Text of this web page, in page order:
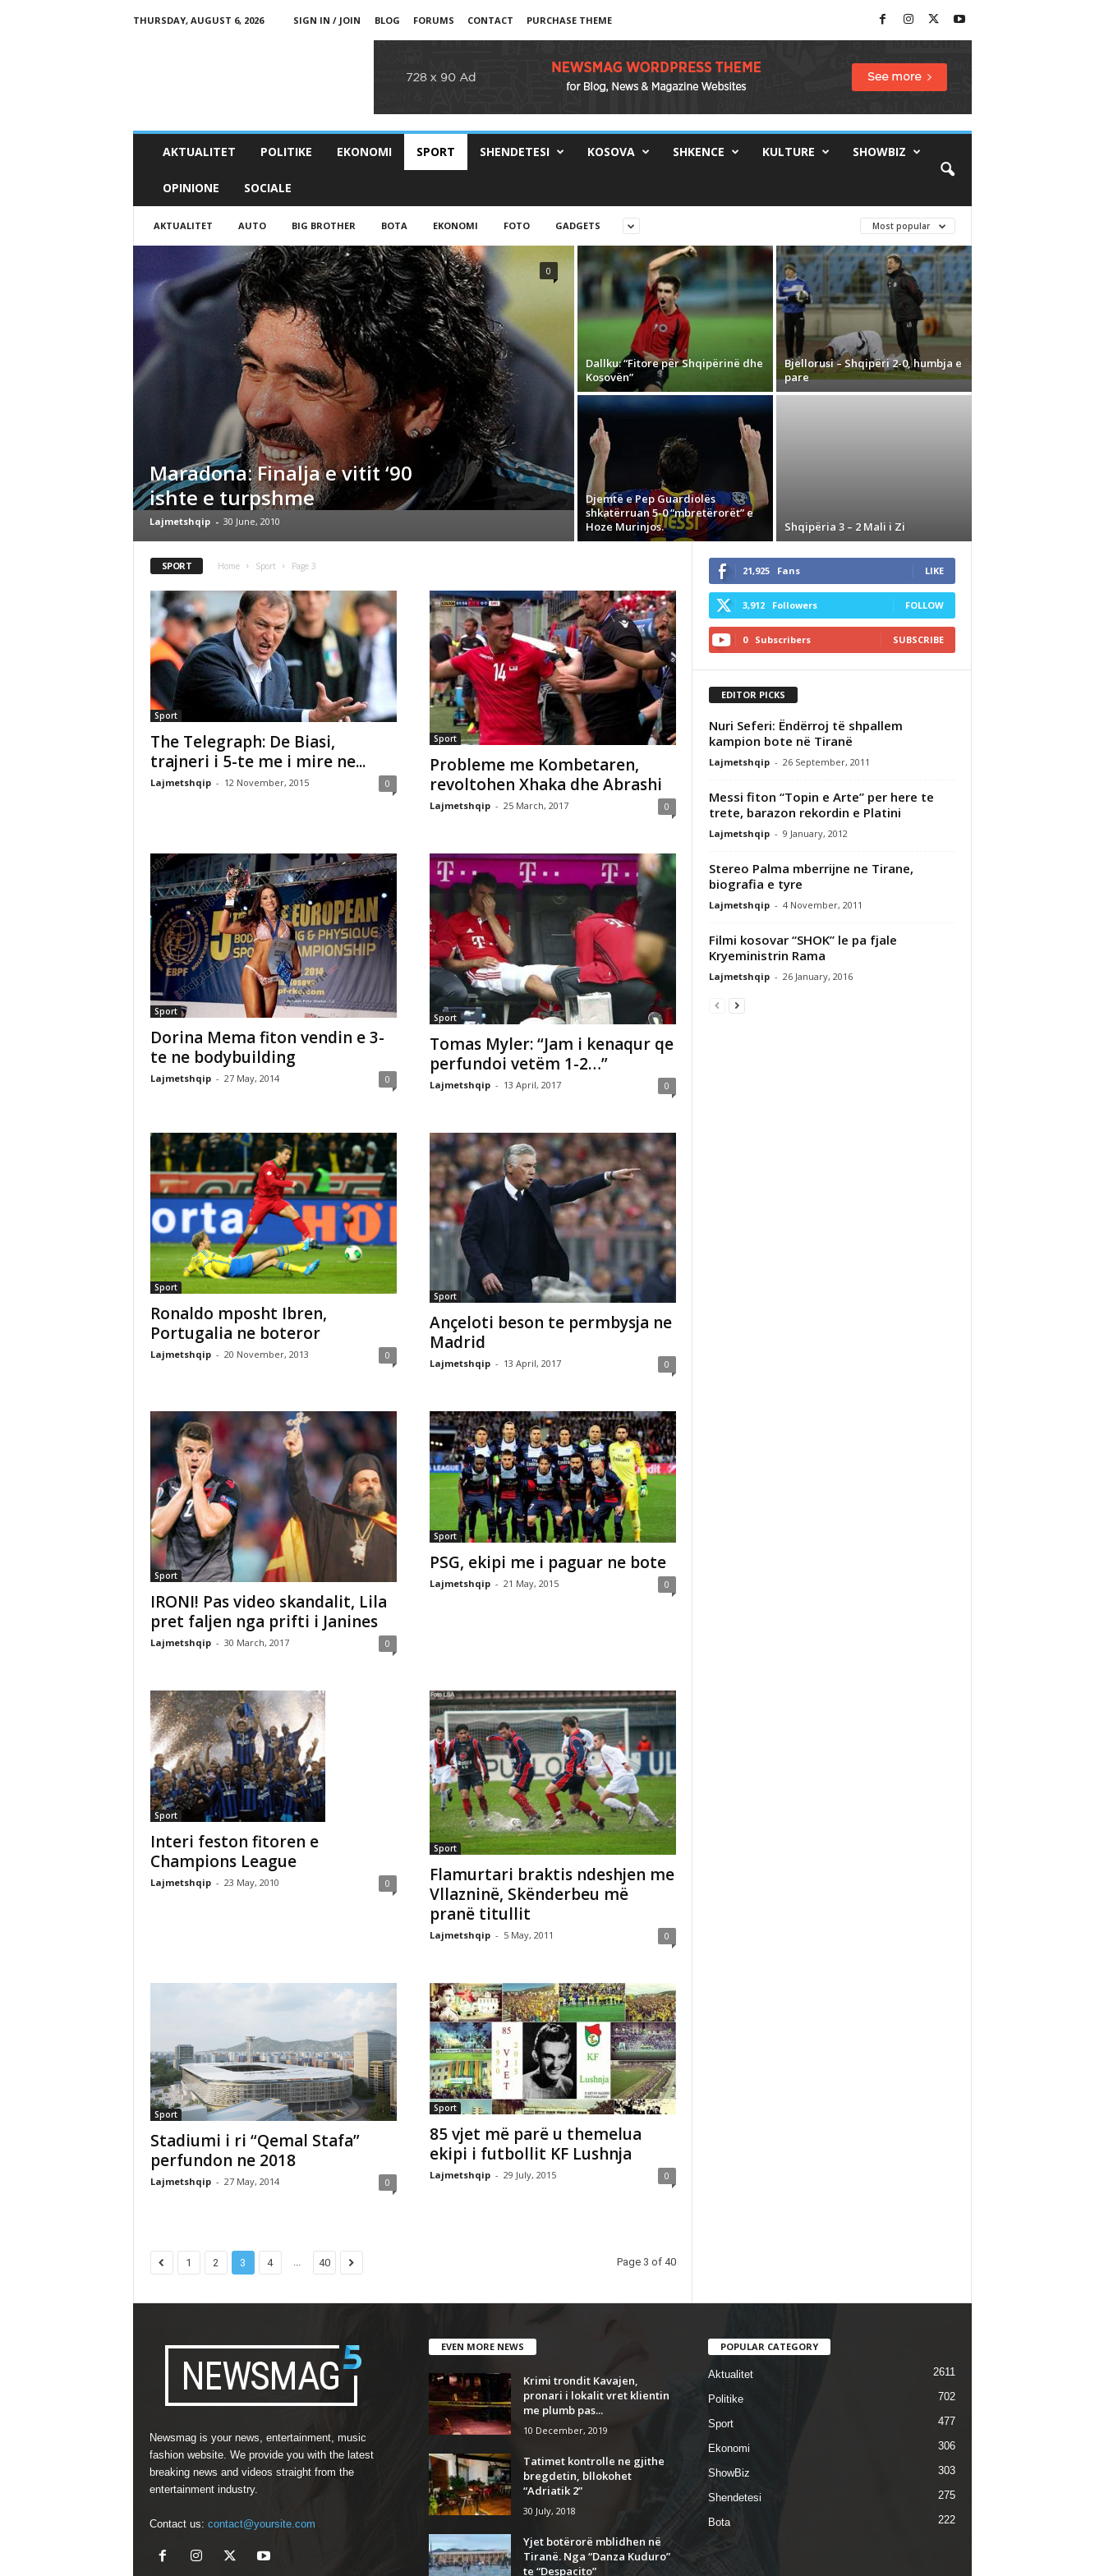
THURSDAY, AUGUST 6, 2026 SIGN IN / JOIN BLOG FORUMS CONTACT PURCHASE THEME
AKTUALITET POLITIKE EKONOMI SPORT SHENDETESI KOSOVA SHKENCE KULTURE SHOWBIZ
OPINIONE SOCIALE
AKTUALITET AUTO BIG BROTHER BOTA EKONOMI FOTO GADGETS Most popular
Maradona: Finalja e vitit ‘90
ishte e turpshme
Lajmetshqip - 30 June, 2010
0
Dallku: “Fitore për Shqipërinë dhe
Kosovën”
Bjellorusi – Shqipëri 2-0, humbja e
pare
Djemtë e Pep Guardiolës
shkatërruan 5-0 “mbretërorët” e
Hoze Murinjos.
Shqipëria 3 – 2 Mali i Zi
SPORT Home Sport Page 3
Sport
The Telegraph: De Biasi,
trajneri i 5-te me i mire ne...
Lajmetshqip - 12 November, 2015 0
Sport
Probleme me Kombetaren,
revoltohen Xhaka dhe Abrashi
Lajmetshqip - 25 March, 2017 0
Sport
Dorina Mema fiton vendin e 3-
te ne bodybuilding
Lajmetshqip - 27 May, 2014 0
Sport
Tomas Myler: “Jam i kenaqur qe
perfundoi vetëm 1-2…”
Lajmetshqip - 13 April, 2017 0
Sport
Ronaldo mposht Ibren,
Portugalia ne boteror
Lajmetshqip - 20 November, 2013 0
Sport
Ançeloti beson te permbysja ne
Madrid
Lajmetshqip - 13 April, 2017 0
Sport
IRONI! Pas video skandalit, Lila
pret faljen nga prifti i Janines
Lajmetshqip - 30 March, 2017 0
Sport
PSG, ekipi me i paguar ne bote
Lajmetshqip - 21 May, 2015 0
Sport
Interi feston fitoren e
Champions League
Lajmetshqip - 23 May, 2010 0
Sport
Flamurtari braktis ndeshjen me
Vllazninë, Skënderbeu më
pranë titullit
Lajmetshqip - 5 May, 2011 0
Sport
Stadiumi i ri “Qemal Stafa”
perfundon ne 2018
Lajmetshqip - 27 May, 2014 0
Sport
85 vjet më parë u themelua
ekipi i futbollit KF Lushnja
Lajmetshqip - 29 July, 2015 0
1 2 3 4 ... 40 Page 3 of 40
21,925 Fans LIKE
3,912 Followers FOLLOW
0 Subscribers SUBSCRIBE
EDITOR PICKS
Nuri Seferi: Ëndërroj të shpallem
kampion bote në Tiranë
Lajmetshqip - 26 September, 2011
Messi fiton “Topin e Arte” per here te
trete, barazon rekordin e Platini
Lajmetshqip - 9 January, 2012
Stereo Palma mberrijne ne Tirane,
biografia e tyre
Lajmetshqip - 4 November, 2011
Filmi kosovar “SHOK” le pa fjale
Kryeministrin Rama
Lajmetshqip - 26 January, 2016
Newsmag is your news, entertainment, music
fashion website. We provide you with the latest
breaking news and videos straight from the
entertainment industry.
Contact us: contact@yoursite.com
EVEN MORE NEWS
Krimi trondit Kavajen,
pronari i lokalit vret klientin
me plumb pas...
10 December, 2019
Tatimet kontrolle ne gjithe
bregdetin, bllokohet
“Adriatik 2”
30 July, 2018
Yjet botërorë mblidhen në
Tiranë. Nga “Danza Kuduro”
te “Despacito”
POPULAR CATEGORY
Aktualitet 2611
Politike 702
Sport 477
Ekonomi 306
ShowBiz 303
Shendetesi 275
Bota 222